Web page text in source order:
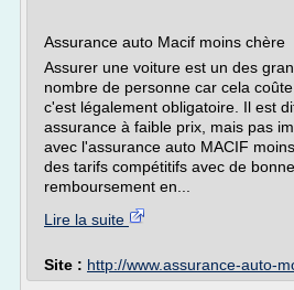
Assurance auto Macif moins chère
Assurer une voiture est un des
nombre de personne car cela
c'est légalement obligatoire. Il est
assurance à faible prix, mais pas
avec l'assurance auto MACIF
des tarifs compétitifs avec de
remboursement en...
Lire la suite
Site : http://www.assurance-auto-